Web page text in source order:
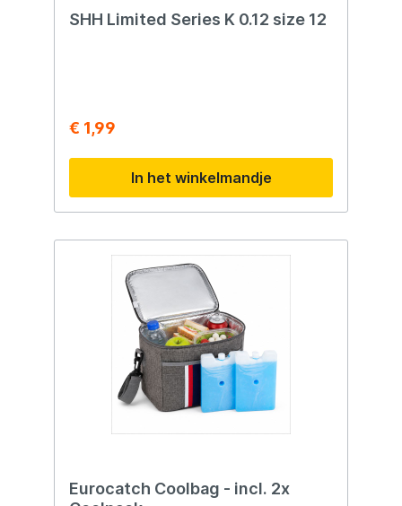
SHH Limited Series K 0.12 size 12
€ 1,99
In het winkelmandje
Eurocatch Coolbag - incl. 2x